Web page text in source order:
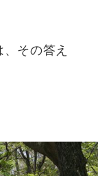
その答え